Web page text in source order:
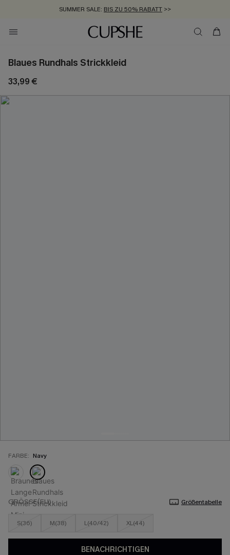
SUMMER SALE: BIS ZU 50% RABATT >>
ZUM NEWSLETTER:BIS ZU -20% EXTRA ERHALTEN
KOSTENLOSER VERSAND AB 89 €
Blaues Rundhals Strickkleid
33,99 €
FARBE: Navy
GRÖSSE(EU) Größentabelle
S(36) M(38) L(40/42) XL(44)
BENACHRICHTIGEN